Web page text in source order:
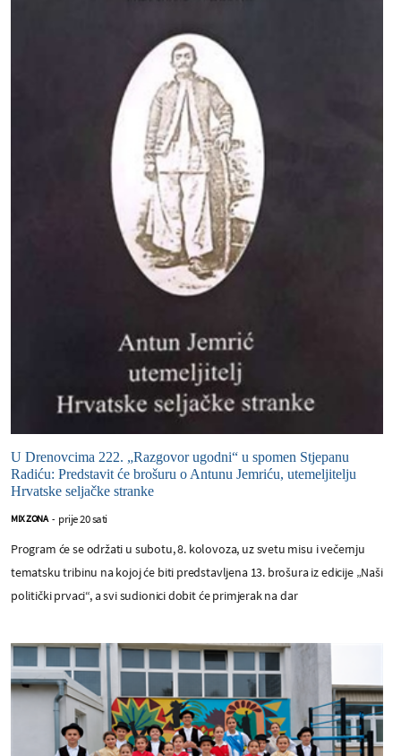
U Drenovcima 222. „Razgovor ugodni“ u spomen Stjepanu
Radiću: Predstavit će brošuru o Antunu Jemriću, utemeljitelju
Hrvatske seljačke stranke
MIX ZONA - prije 20 sati
Program će se održati u subotu, 8. kolovoza, uz svetu misu i večernju
tematsku tribinu na kojoj će biti predstavljena 13. brošura iz edicije „Naši
politički prvaci“, a svi sudionici dobit će primjerak na dar